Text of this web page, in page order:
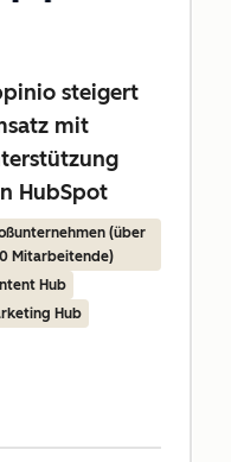
steigert
mit
HubSpot
(über
Mitarbeitende)
Hub
Hub